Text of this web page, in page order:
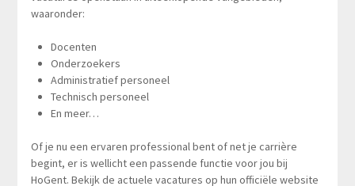
waaronder:
Docenten
Onderzoekers
Administratief personeel
Technisch personeel
En meer…
Of je nu een ervaren professional bent of net je carrière
begint, er is wellicht een passende functie voor jou bij
HoGent. Bekijk de actuele vacatures op hun officiële website